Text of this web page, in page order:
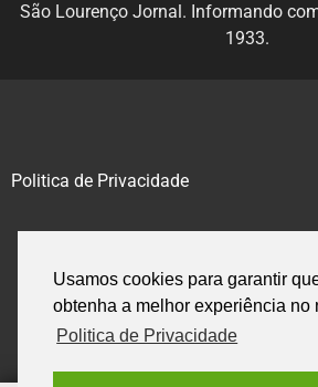
Usamos cookies para garantir
obtenha a melhor experiência no
Politica de Privacidade
São Lourenço Jornal. Informando
1933.
Politica de Privacidade